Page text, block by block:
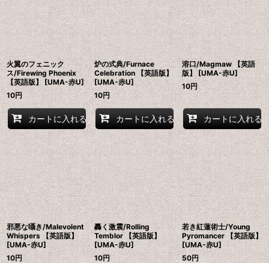
火翼のフェニック
ス/Firewing Phoenix
【英語版】 [UMA-赤U]
10円
カートに入れる
炉の式典/Furnace
Celebration 【英語版】
[UMA-赤U]
10円
カートに入れる
溶口/Magmaw 【英語
版】 [UMA-赤U]
10円
カートに入れる
邪悪な囁き/Malevolent
Whispers 【英語版】
[UMA-赤U]
10円
轟く激震/Rolling
Temblor 【英語版】
[UMA-赤U]
10円
若き紅蓮術士/Young
Pyromancer 【英語版】
[UMA-赤U]
50円